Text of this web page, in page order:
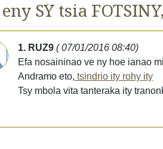
eny SY tsia
1. RUZ9 ( 07/01/2016 08:40)
Efa nosaininao ve ny hoe ianao
Andramo eto, tsindrio ity rohy ity
Tsy mbola vita tanteraka ity